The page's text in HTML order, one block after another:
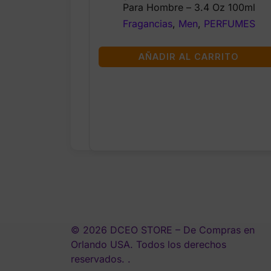
was:
$39.99.
is:
$26.99.
Para Hombre – 3.4 Oz 100ml
Fragancias, Men, PERFUMES
AÑADIR AL CARRITO
© 2026 DCEO STORE – De Compras en
Orlando USA. Todos los derechos
reservados. .